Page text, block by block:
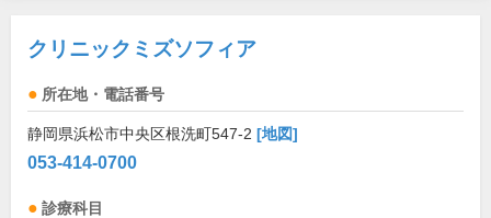
クリニックミズソフィア
所在地・電話番号
静岡県浜松市中央区根洗町547-2 [地図]
053-414-0700
診療科目